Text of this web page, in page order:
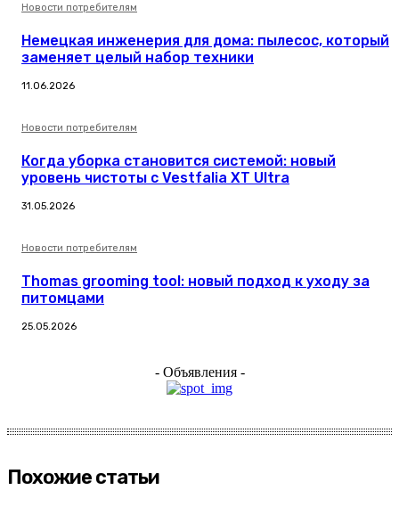
Новости потребителям
Немецкая инженерия для дома: пылесос, который
заменяет целый набор техники
11.06.2026
Новости потребителям
Когда уборка становится системой: новый
уровень чистоты с Vestfalia XT Ultra
31.05.2026
Новости потребителям
Thomas grooming tool: новый подход к уходу за
питомцами
25.05.2026
- Объявления -
Похожие статьи